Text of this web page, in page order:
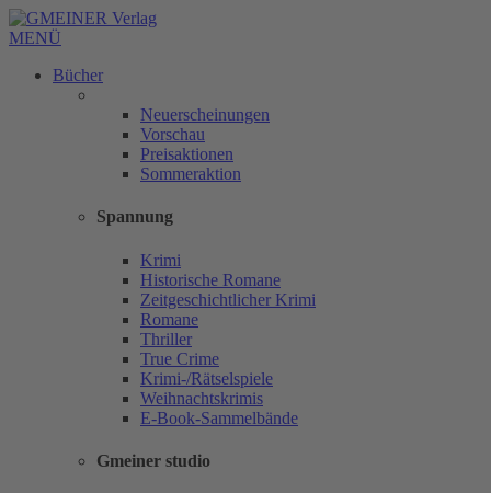
MENÜ
Bücher
Neuerscheinungen
Vorschau
Preisaktionen
Sommeraktion
Spannung
Krimi
Historische Romane
Zeitgeschichtlicher Krimi
Romane
Thriller
True Crime
Krimi-/Rätselspiele
Weihnachtskrimis
E-Book-Sammelbände
Gmeiner studio